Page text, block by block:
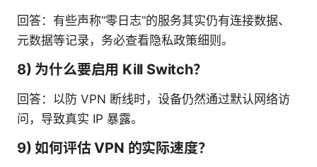
回答：有些声称“零日志”的服务其实仍有连接数据、
元数据等记录，务必查看隐私政策细则。
8) 为什么要启用 Kill Switch？
回答：以防 VPN 断线时，设备仍然通过默认网络访
问，导致真实 IP 暴露。
9) 如何评估 VPN 的实际速度？